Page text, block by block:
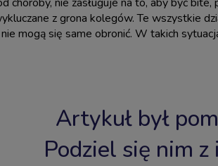
z grona kolegów. Te wszystkie
mogą się same obronić. W takich
Artykuł był
Podziel się nim z